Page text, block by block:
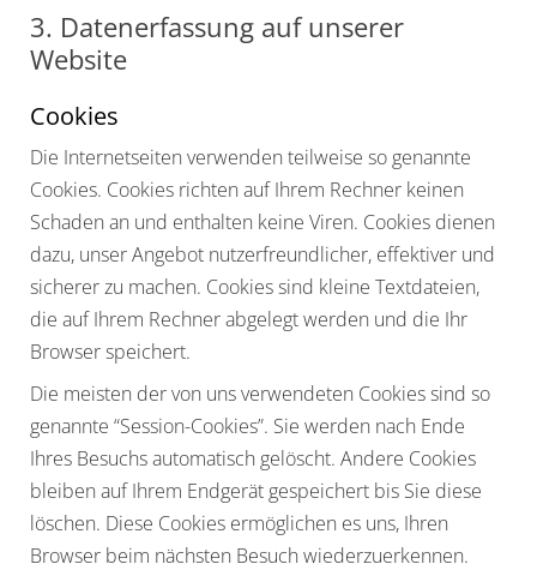
3. Datenerfassung auf unserer
Website
Cookies
Die Internetseiten verwenden teilweise so genannte
Cookies. Cookies richten auf Ihrem Rechner keinen
Schaden an und enthalten keine Viren. Cookies dienen
dazu, unser Angebot nutzerfreundlicher, effektiver und
sicherer zu machen. Cookies sind kleine Textdateien,
die auf Ihrem Rechner abgelegt werden und die Ihr
Browser speichert.
Die meisten der von uns verwendeten Cookies sind so
genannte “Session-Cookies”. Sie werden nach Ende
Ihres Besuchs automatisch gelöscht. Andere Cookies
bleiben auf Ihrem Endgerät gespeichert bis Sie diese
löschen. Diese Cookies ermöglichen es uns, Ihren
Browser beim nächsten Besuch wiederzuerkennen.